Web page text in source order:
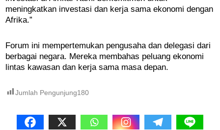
meningkatkan investasi dan kerja sama ekonomi dengan
Afrika.”
Forum ini mempertemukan pengusaha dan delegasi dari
berbagai negara. Mereka membahas peluang ekonomi
lintas kawasan dan kerja sama masa depan.
Jumlah Pengunjung180